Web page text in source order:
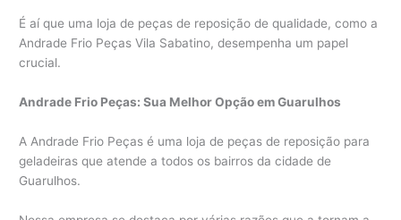
É aí que uma loja de peças de reposição de qualidade, como a
Andrade Frio Peças Vila Sabatino, desempenha um papel
crucial.
Andrade Frio Peças: Sua Melhor Opção em Guarulhos
A Andrade Frio Peças é uma loja de peças de reposição para
geladeiras que atende a todos os bairros da cidade de
Guarulhos.